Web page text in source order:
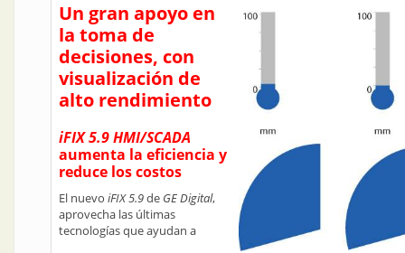
Un gran apoyo en
la toma de
decisiones, con
visualización de
alto rendimiento
iFIX 5.9 HMI/SCADA
aumenta la eficiencia y
reduce los costos
El nuevo iFIX 5.9de GE Digital,
aprovecha las últimas
tecnologías que ayudan a